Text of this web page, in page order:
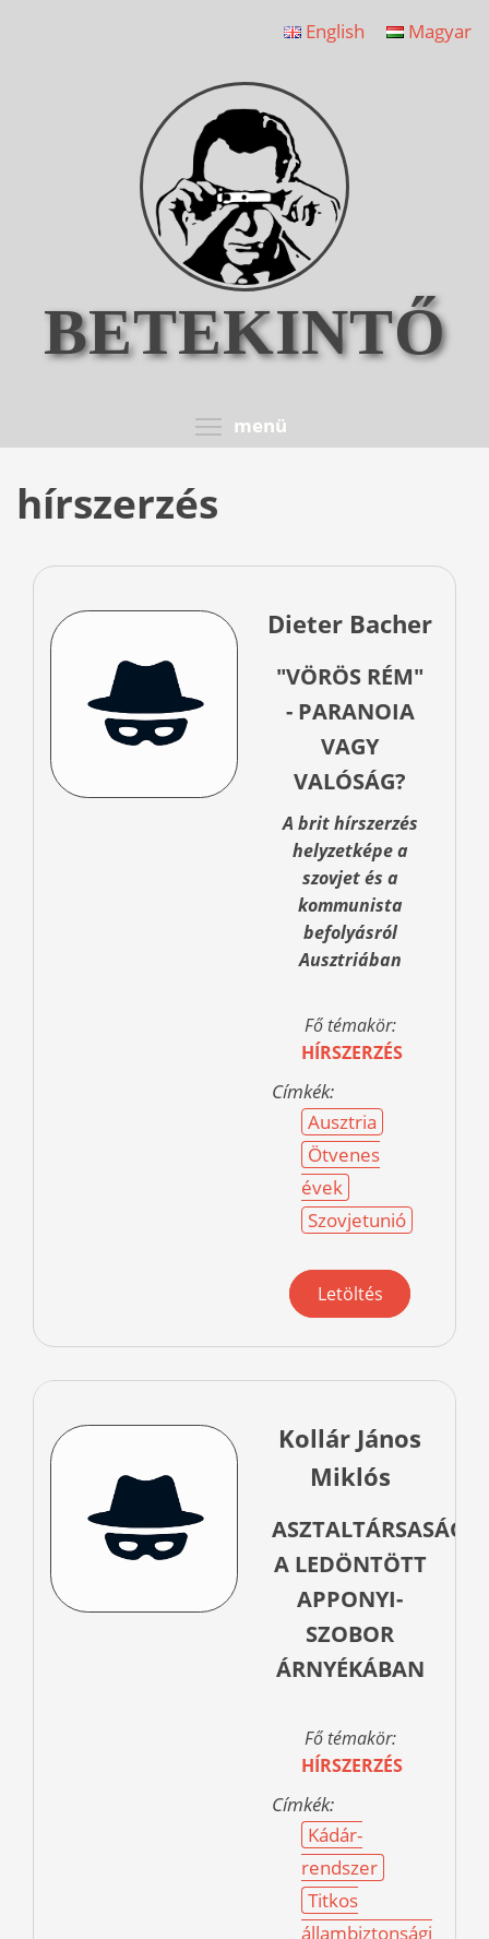
English Magyar
BETEKINTŐ
menü
hírszerzés
Dieter Bacher
"VÖRÖS RÉM"
- PARANOIA
VAGY
VALÓSÁG?
A brit hírszerzés
helyzetképe a
szovjet és a
kommunista
befolyásról
Ausztriában
Fő témakör:
HÍRSZERZÉS
Címkék:
Ausztria
Ötvenes
évek
Szovjetunió
Letöltés
Kollár János
Miklós
ASZTALTÁRSASÁG
A LEDÖNTÖTT
APPONYI-
SZOBOR
ÁRNYÉKÁBAN
Fő témakör:
HÍRSZERZÉS
Címkék:
Kádár-
rendszer
Titkos
állambiztonsági